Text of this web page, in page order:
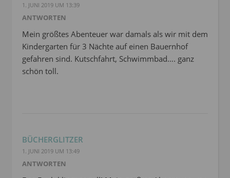
1. JUNI 2019 UM 13:39
ANTWORTEN
Mein größtes Abenteuer war damals als wir mit dem
Kindergarten für 3 Nächte auf einen Bauernhof
gefahren sind. Kutschfahrt, Schwimmbad…. ganz
schön toll.
BÜCHERGLITZER
1. JUNI 2019 UM 13:49
ANTWORTEN